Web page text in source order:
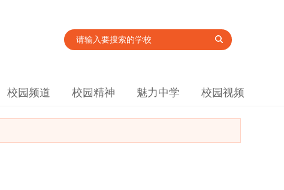
校园频道 校园精神 魅力中学 校园视频